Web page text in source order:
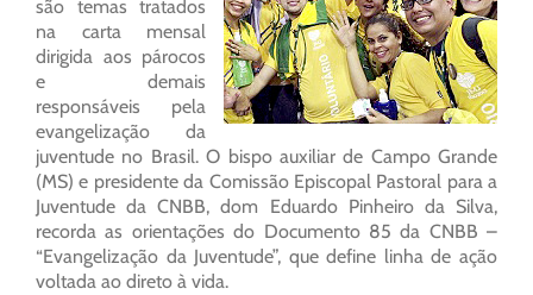
são temas tratados
na carta mensal
dirigida aos párocos
e demais
responsáveis pela
evangelização da
juventude no Brasil. O bispo auxiliar de Campo Grande
(MS) e presidente da Comissão Episcopal Pastoral para a
Juventude da CNBB, dom Eduardo Pinheiro da Silva,
recorda as orientações do Documento 85 da CNBB –
“Evangelização da Juventude”, que define linha de ação
voltada ao direto à vida.